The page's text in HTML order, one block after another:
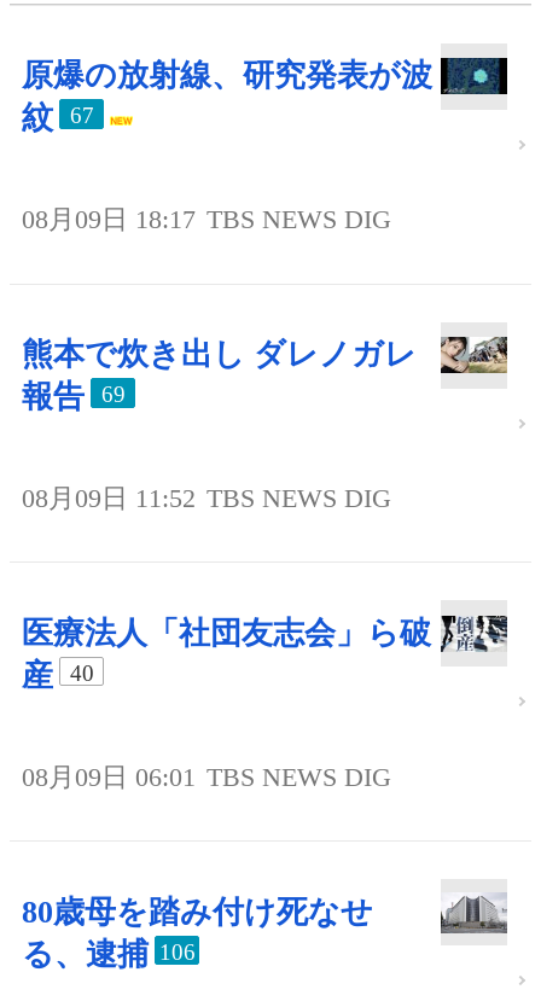
原爆の放射線、研究発表が波
紋
67
08月09日 18:17 TBS NEWS DIG
熊本で炊き出し ダレノガレ
報告
69
08月09日 11:52 TBS NEWS DIG
医療法人「社団友志会」ら破
産
40
08月09日 06:01 TBS NEWS DIG
80歳母を踏み付け死なせ
る、逮捕 106